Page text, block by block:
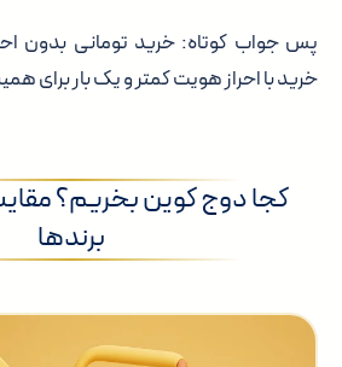
پس جواب کوتاه: خرید تومانی بدون
خرید با احراز هویت کمتر و یک بار برای
کجا دوج کوین بخریم؟
برندها